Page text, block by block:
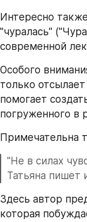
Интересно
"чуралась"
современной
Особого
только
помогает
погруженного в
Примечательна
"Не в силах
Татьяна пишет
Здесь автор
которая